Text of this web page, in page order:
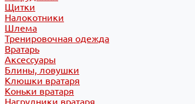
Щитки
Налокотники
Шлема
Тренировочная одежда
Вратарь
Аксессуары
Блины, ловушки
Клюшки вратаря
Коньки вратаря
Нагрудники вратаря